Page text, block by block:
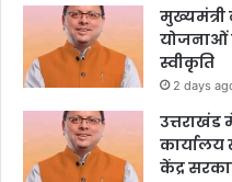
मुख्यमंत्री
योजनाओं
स्वीकृति
2 days
उत्तराखंड
कार्यालय
केंद्र